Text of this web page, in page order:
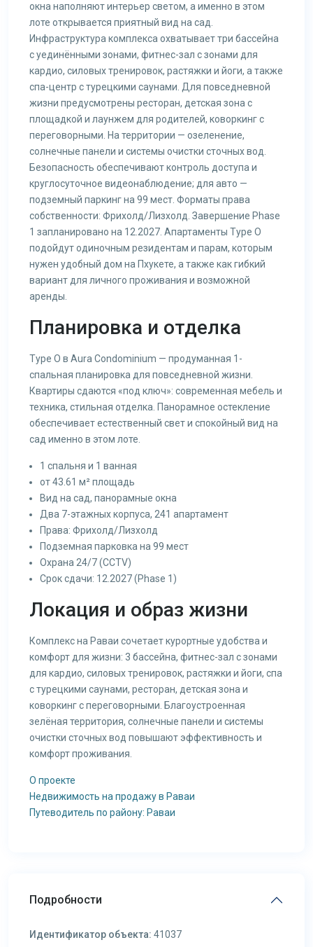
окна наполняют интерьер светом, а именно в этом
лоте открывается приятный вид на сад.
Инфраструктура комплекса охватывает три бассейна
с уединёнными зонами, фитнес-зал с зонами для
кардио, силовых тренировок, растяжки и йоги, а также
спа-центр с турецкими саунами. Для повседневной
жизни предусмотрены ресторан, детская зона с
площадкой и лаунжем для родителей, коворкинг с
переговорными. На территории — озеленение,
солнечные панели и системы очистки сточных вод.
Безопасность обеспечивают контроль доступа и
круглосуточное видеонаблюдение; для авто —
подземный паркинг на 99 мест. Форматы права
собственности: Фрихолд/Лизхолд. Завершение Phase
1 запланировано на 12.2027. Апартаменты Type O
подойдут одиночным резидентам и парам, которым
нужен удобный дом на Пхукете, а также как гибкий
вариант для личного проживания и возможной
аренды.
Планировка и отделка
Type O в Aura Condominium — продуманная 1-
спальная планировка для повседневной жизни.
Квартиры сдаются «под ключ»: современная мебель и
техника, стильная отделка. Панорамное остекление
обеспечивает естественный свет и спокойный вид на
сад именно в этом лоте.
1 спальня и 1 ванная
от 43.61 м² площадь
Вид на сад, панорамные окна
Два 7-этажных корпуса, 241 апартамент
Права: Фрихолд/Лизхолд
Подземная парковка на 99 мест
Охрана 24/7 (CCTV)
Срок сдачи: 12.2027 (Phase 1)
Локация и образ жизни
Комплекс на Раваи сочетает курортные удобства и
комфорт для жизни: 3 бассейна, фитнес-зал с зонами
для кардио, силовых тренировок, растяжки и йоги, спа
с турецкими саунами, ресторан, детская зона и
коворкинг с переговорными. Благоустроенная
зелёная территория, солнечные панели и системы
очистки сточных вод повышают эффективность и
комфорт проживания.
О проекте
Недвижимость на продажу в Раваи
Путеводитель по району: Раваи
Подробности
Идентификатор объекта: 41037